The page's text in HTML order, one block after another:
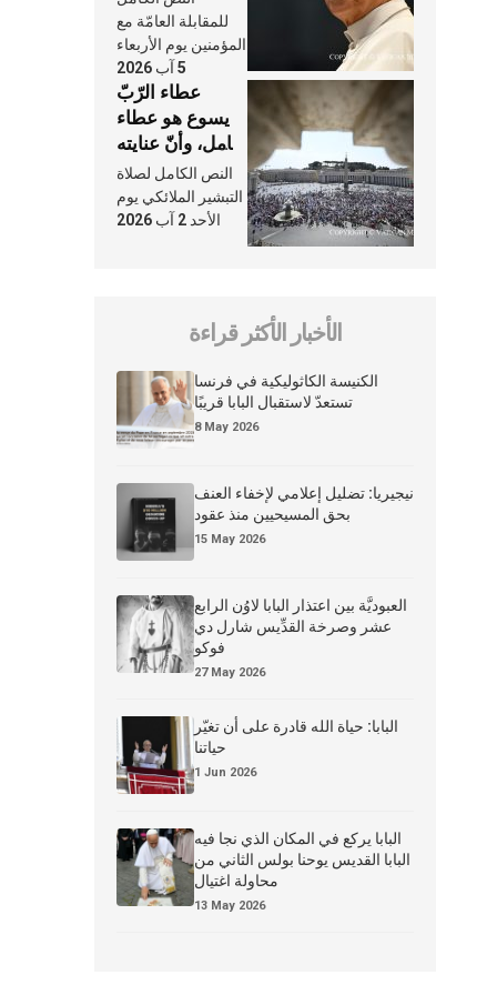
النَّفَس في حياة
الكنيسة
للمقابلة العامّة مع
المؤمنين يوم الأربعاء
5 آب 2026
عطاء الرّبّ
يسوع هو عطاء
شامل، وأنّ عنايته
بنا لا تغيب عنّا
أبدًا
النص الكامل لصلاة
التبشير الملائكي يوم
الأحد 2 آب 2026
الأخبار الأكثر قراءة
الكنيسة الكاثوليكية في فرنسا
تستعدّ لاستقبال البابا قريبًا
8 May 2026
نيجيريا: تضليل إعلامي لإخفاء العنف
بحق المسيحيين منذ عقود
15 May 2026
العبوديَّة بين اعتذار البابا لاوُن الرابع
عشر وصرخة القدِّيس شارل دي
فوكو
27 May 2026
البابا: حياة الله قادرة على أن تغيّر
حياتنا
1 Jun 2026
البابا يركع في المكان الذي نجا فيه
البابا القديس يوحنا بولس الثاني من
محاولة اغتيال
13 May 2026